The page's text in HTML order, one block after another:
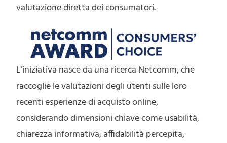
valutazione diretta dei consumatori.
L’iniziativa nasce da una ricerca Netcomm, che
raccoglie le valutazioni degli utenti sulle loro
recenti esperienze di acquisto online,
considerando dimensioni chiave come usabilità,
chiarezza informativa, affidabilità percepita,